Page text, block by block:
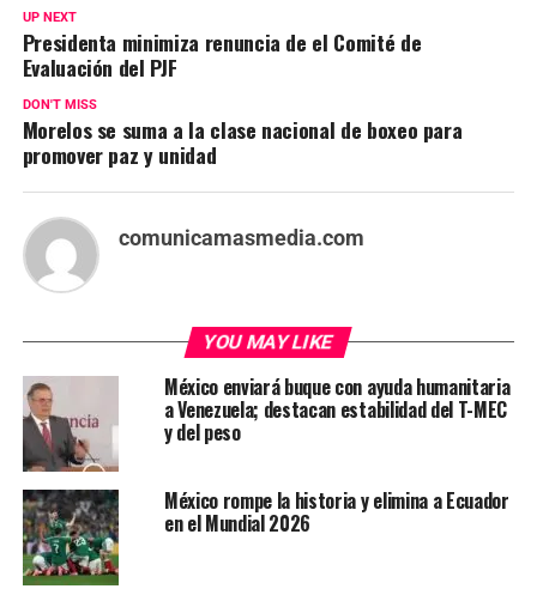
UP NEXT
Presidenta minimiza renuncia de el Comité de
Evaluación del PJF
DON'T MISS
Morelos se suma a la clase nacional de boxeo para
promover paz y unidad
comunicamasmedia.com
YOU MAY LIKE
México enviará buque con ayuda humanitaria
a Venezuela; destacan estabilidad del T-MEC
y del peso
México rompe la historia y elimina a Ecuador
en el Mundial 2026